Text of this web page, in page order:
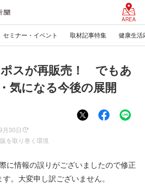
AREA
セミナー・イベント 取材記事特集 健康生活
スが再販売！ でもあ
気になる今後の展開
月30日
を取り巻く環境
に情報の誤りがございましたので修正
。大変申し訳ございません。